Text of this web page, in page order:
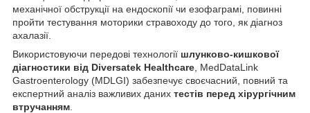
механічної обструкції на ендоскопії чи езофаграмі, повинні
пройти тестування моторики стравоходу до того, як діагноз
ахалазії.
Використовуючи передові технології шлунково-кишкової
діагностики від Diversatek Healthcare , MedDataLink
Gastroenterology (MDLGI) забезпечує своєчасний, повний та
експертний аналіз важливих даних тестів перед хірургічним
втручанням